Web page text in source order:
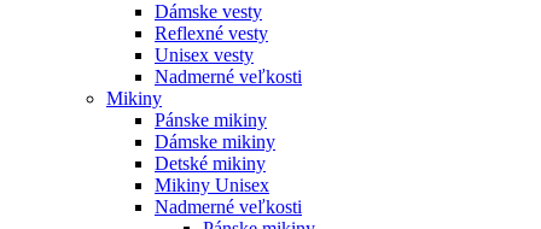
Dámske vesty
Reflexné vesty
Unisex vesty
Nadmerné veľkosti
Mikiny
Pánske mikiny
Dámske mikiny
Detské mikiny
Mikiny Unisex
Nadmerné veľkosti